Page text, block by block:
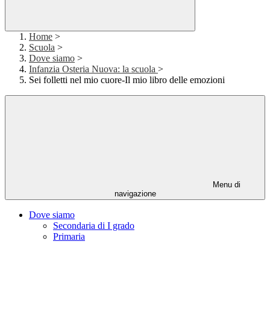
Home >
Scuola >
Dove siamo >
Infanzia Osteria Nuova: la scuola >
Sei folletti nel mio cuore-Il mio libro delle emozioni
Menu di
navigazione
Dove siamo
Secondaria di I grado
Primaria